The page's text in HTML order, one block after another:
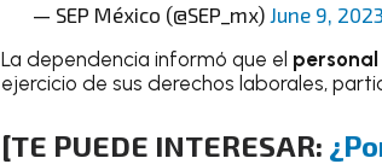
— SEP México (@SEP_mx) June 9, 2023
La dependencia informó que el
ejercicio de sus derechos laborales,
[TE PUEDE INTERESAR: